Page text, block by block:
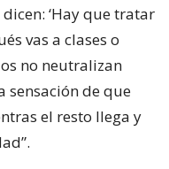
‘Hay que tratar
vas a clases o
no neutralizan
sensación de que
el resto llega y